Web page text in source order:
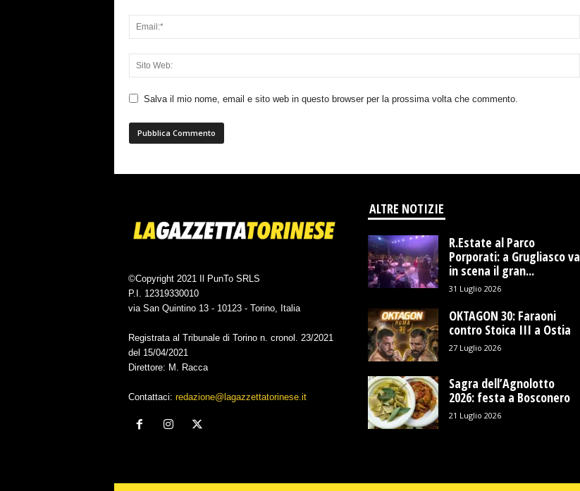
Salva il mio nome, email e sito web in questo browser per la prossima volta che commento.
©Copyright 2021 Il PunTo SRLS
P.I. 12319330010
via San Quintino 13 - 10123 - Torino, Italia
Registrata al Tribunale di Torino n. cronol. 23/2021
del 15/04/2021
Direttore: M. Racca
Contattaci: redazione@lagazzettatorinese.it
ALTRE NOTIZIE
R.Estate al Parco
Porporati: a Grugliasco va
in scena il gran...
31 Luglio 2026
OKTAGON 30: Faraoni
contro Stoica III a Ostia
27 Luglio 2026
Sagra dell’Agnolotto
2026: festa a Bosconero
21 Luglio 2026